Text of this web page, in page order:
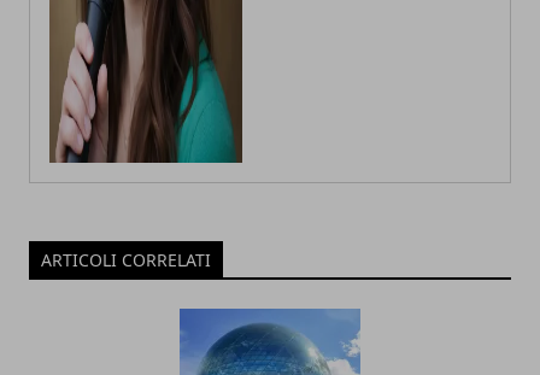
ARTICOLI CORRELATI